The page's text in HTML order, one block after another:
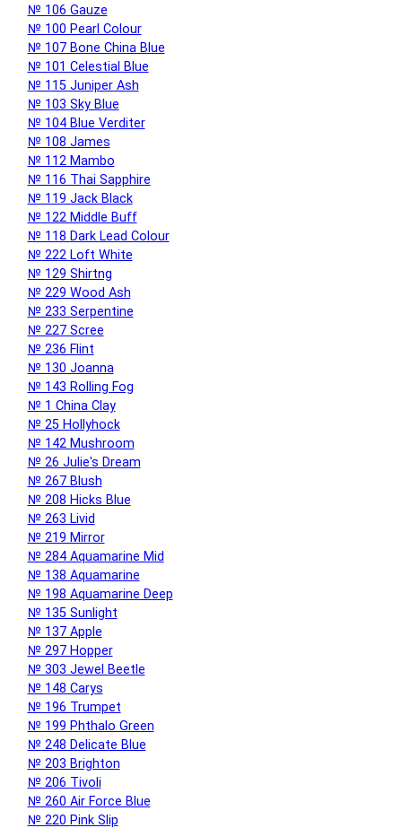
№ 106 Gauze
№ 100 Pearl Colour
№ 107 Bone China Blue
№ 101 Celestial Blue
№ 115 Juniper Ash
№ 103 Sky Blue
№ 104 Blue Verditer
№ 108 James
№ 112 Mambo
№ 116 Thai Sapphire
№ 119 Jack Black
№ 122 Middle Buff
№ 118 Dark Lead Colour
№ 222 Loft White
№ 129 Shirtng
№ 229 Wood Ash
№ 233 Serpentine
№ 227 Scree
№ 236 Flint
№ 130 Joanna
№ 143 Rolling Fog
№ 1 China Clay
№ 25 Hollyhock
№ 142 Mushroom
№ 26 Julie's Dream
№ 267 Blush
№ 208 Hicks Blue
№ 263 Livid
№ 219 Mirror
№ 284 Aquamarine Mid
№ 138 Aquamarine
№ 198 Aquamarine Deep
№ 135 Sunlight
№ 137 Apple
№ 297 Hopper
№ 303 Jewel Beetle
№ 148 Carys
№ 196 Trumpet
№ 199 Phthalo Green
№ 248 Delicate Blue
№ 203 Brighton
№ 206 Tivoli
№ 260 Air Force Blue
№ 220 Pink Slip